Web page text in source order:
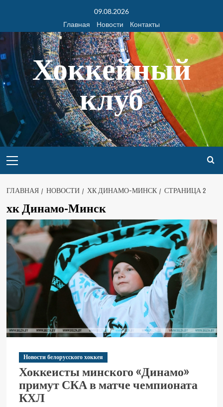
09.08.2026
Главная
Новости Контакты
Хоккейный
клуб
ГЛАВНАЯ НОВОСТИ ХК ДИНАМО-МИНСК СТРАНИЦА 2
хк Динамо-Минск
Новости белорусского хоккея
Хоккеисты минского «Динамо»
примут СКА в матче чемпионата
КХЛ